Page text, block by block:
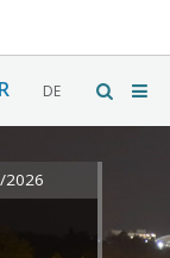
DE
2026